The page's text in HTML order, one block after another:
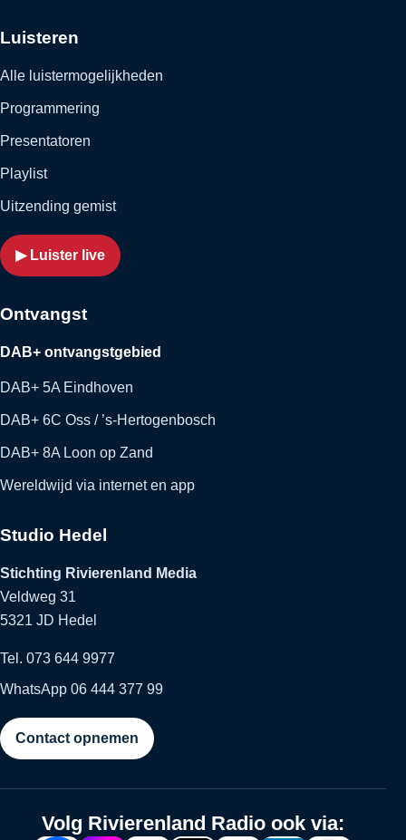
Luisteren
Alle luistermogelijkheden
Programmering
Presentatoren
Playlist
Uitzending gemist
▶ Luister live
Ontvangst
DAB+ ontvangstgebied
DAB+ 5A Eindhoven
DAB+ 6C Oss / ’s-Hertogenbosch
DAB+ 8A Loon op Zand
Wereldwijd via internet en app
Studio Hedel
Stichting Rivierenland Media
Veldweg 31
5321 JD Hedel
Tel. 073 644 9977
WhatsApp 06 444 377 99
Contact opnemen
Volg Rivierenland Radio ook via: